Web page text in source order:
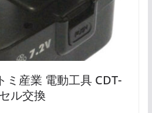
ミ産業 電動工具 CDT-
ル交換